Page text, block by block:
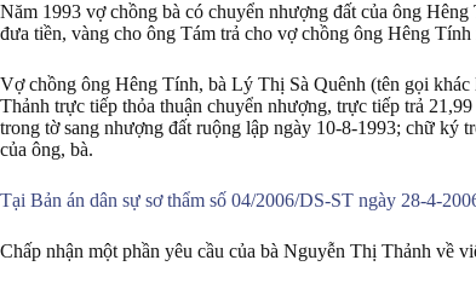
Năm 1993 vợ chồng bà có chuyển nhượng đất của ông
đưa tiền, vàng cho ông Tám trả cho vợ chồng ông Hêng
Vợ chồng ông Hêng Tính, bà Lý Thị Sà Quênh (tên gọi
Thảnh trực tiếp thỏa thuận chuyển nhượng, trực tiếp trả
trong tờ sang nhượng đất ruộng lập ngày 10-8-1993; chữ ký
của ông, bà.
Tại Bản án dân sự sơ thẩm số 04/2006/DS-ST ngày 28-4-
Chấp nhận một phần yêu cầu của bà Nguyễn Thị Thảnh về